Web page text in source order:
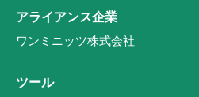
アライアンス企業
ワンミニッツ株式会社
ツール